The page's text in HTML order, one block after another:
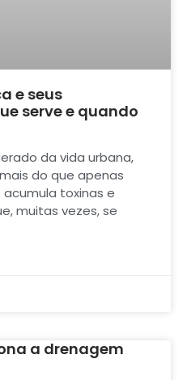
e seus
serve e quando
da vida urbana,
do que apenas
toxinas e
muitas vezes, se
a drenagem